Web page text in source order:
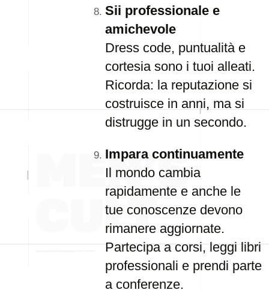
Sii professionale e
amichevole
Dress code, puntualità e
cortesia sono i tuoi alleati.
Ricorda: la reputazione si
costruisce in anni, ma si
distrugge in un secondo.
Impara continuamente
Il mondo cambia
rapidamente e anche le
tue conoscenze devono
rimanere aggiornate.
Partecipa a corsi, leggi libri
professionali e prendi parte
a conferenze.